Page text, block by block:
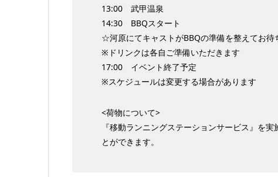
13:00 武甲温泉
14:30 BBQスタート
☆河原にてキャストがBBQの準備を整えてお待
※ドリンクは各自ご準備いただきます
17:00 イベント終了予定
※スケジュールは変更する場合があります
<荷物について>
『移動ランニングステーションサービス』を
とができます。